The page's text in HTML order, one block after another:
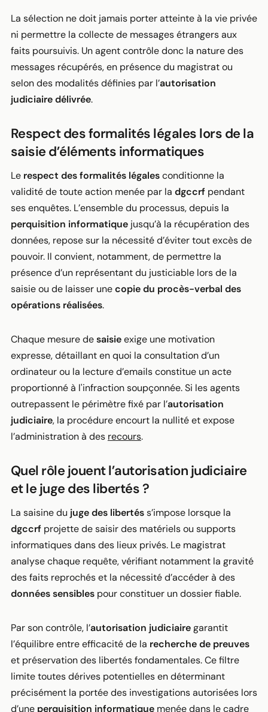
La sélection ne doit jamais porter atteinte à la vie privée
ni permettre la collecte de messages étrangers aux
faits poursuivis. Un agent contrôle donc la nature des
messages récupérés, en présence du magistrat ou
selon des modalités définies par l’autorisation
judiciaire délivrée.
Respect des formalités légales lors de la
saisie d’éléments informatiques
Le respect des formalités légalesconditionne la
validité de toute action menée par la dgccrfpendant
ses enquêtes. L’ensemble du processus, depuis la
perquisition informatiquejusqu’à la récupération des
données, repose sur la nécessité d’éviter tout excès de
pouvoir. Il convient, notamment, de permettre la
présence d’un représentant du justiciable lors de la
saisie ou de laisser unecopie du procès-verbal des
opérations réalisées.
Chaque mesure desaisieexige une motivation
expresse, détaillant en quoi la consultation d’un
ordinateur ou la lecture d’emails constitue un acte
proportionné à l'infraction soupçonnée. Si les agents
outrepassent le périmètre fixé par l’autorisation
judiciaire, la procédure encourt la nullité et expose
l’administration à des recours.
Quel rôle jouent l’autorisation judiciaire
et le juge des libertés ?
La saisine du juge des libertéss’impose lorsque la
dgccrfprojette de saisir des matériels ou supports
informatiques dans des lieux privés. Le magistrat
analyse chaque requête, vérifiant notamment la gravité
des faits reprochés et la nécessité d’accéder à des
données sensiblespour constituer un dossier fiable.
Par son contrôle, l’autorisation judiciairegarantit
l’équilibre entre efficacité de la recherche de preuves
et préservation des libertés fondamentales. Ce filtre
limite toutes dérives potentielles en déterminant
précisément la portée des investigations autorisées lors
d’une perquisition informatiquemenée dans le cadre